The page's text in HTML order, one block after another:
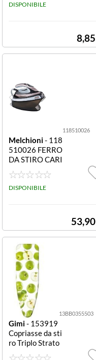
DISPONIBILE
8,85
118510026
Melchioni- 118
510026 FERRO
DA STIRO CARI
CACONTINUA I
NFINITY 1,5LT
2000W AMBRA
DISPONIBILE
53,90
13BB0355503
Gimi- 153919
Copriasse da sti
ro Triplo Strato
140x54 cm Ass